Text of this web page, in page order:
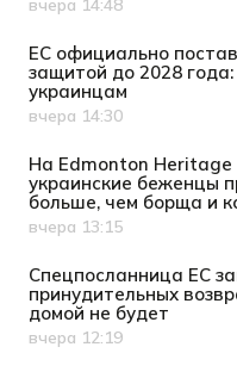
Дата публикации
вчера 14:48
ЕС официально
защитой до 2028
украинцам
Дата публикации
вчера 14:30
На Edmonton Heritage
украинские беженцы
больше, чем борща и
Дата публикации
вчера 13:15
Спецпосланница ЕС
принудительных
домой не будет
Дата публикации
вчера 12:19